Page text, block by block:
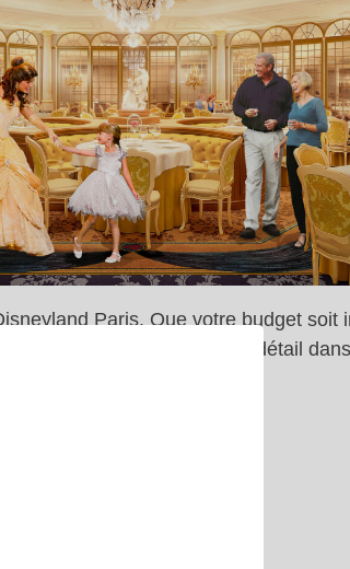
Paris. Que votre budget soit
! Découvrez les plus en détail